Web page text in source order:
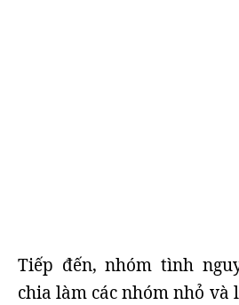
Tiếp đến, nhóm tình
chia làm các nhóm nhỏ